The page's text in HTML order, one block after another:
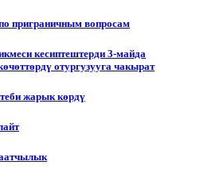
приграничным вопросам
кесиптештерди 3-майда
отургузууга чакырат
жарык көрдү